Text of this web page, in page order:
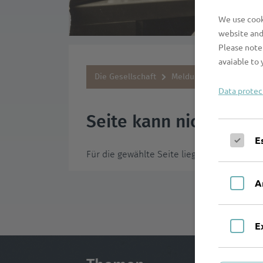
Die Gesellschaft Meldungen
Seite kann nicht
Für die gewählte Seite liegen zur Zeit
We use
website
Please
avaiable to
Data